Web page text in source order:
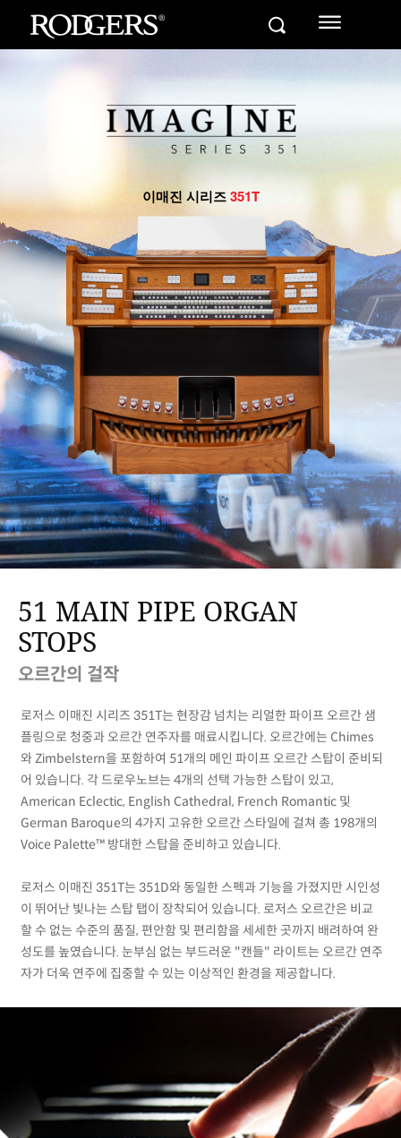
이매진 시리즈 351T
51 MAIN PIPE ORGAN
STOPS
오르간의 걸작
로저스 이매진 시리즈 351T는 현장감 넘치는 리얼한 파이프 오르간 샘
플링으로 청중과 오르간 연주자를 매료시킵니다. 오르간에는 Chimes
와 Zimbelstern을 포함하여 51개의 메인 파이프 오르간 스탑이 준비되
어 있습니다. 각 드로우노브는 4개의 선택 가능한 스탑이 있고,
American Eclectic, English Cathedral, French Romantic 및
German Baroque의 4가지 고유한 오르간 스타일에 걸쳐 총 198개의
Voice Palette™ 방대한 스탑을 준비하고 있습니다.
로저스 이매진 351T는 351D와 동일한 스펙과 기능을 가졌지만 시인성
이 뛰어난 빛나는 스탑 탭이 장착되어 있습니다. 로저스 오르간은 비교
할 수 없는 수준의 품질, 편안함 및 편리함을 세세한 곳까지 배려하여 완
성도를 높였습니다. 눈부심 없는 부드러운 "캔들" 라이트는 오르간 연주
자가 더욱 연주에 집중할 수 있는 이상적인 환경을 제공합니다.